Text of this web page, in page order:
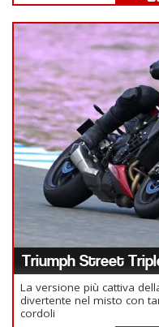
Triumph Street
La versione più cattiva
divertente nel misto con
cordoli